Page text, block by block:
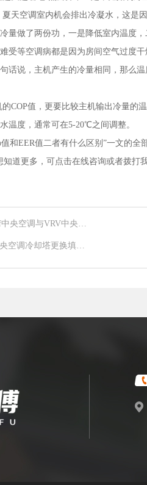
夏天空调室内机会排出冷凝水，这
量做了两份功，一是降低室内温度
等空调病都是因为房间空气过度
话说，主机产生的冷量相同，那
COP值，更要比较主机输出冷量
温度，通常可在5-20℃之间调整。
和EER值二者有什么区别”一文的
道更多，可点击在线咨询或者拨打
央空调与VRV中央空
空调冷却塔更换填料